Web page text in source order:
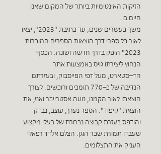
הזיקות האינטימיות ביותר של המקום שאנו
חיים בו.
משך כעשרים שנים, עד כתיבת "2023", יצאו
לאור כל ספרי דרך הוצאות הספרים המוכרות.
2023" הופק בדרך חדשה ושונה. הכסף
הנחוץ ליצירתו גויס באמצעות אתר
הד–סטארט, מעל דפי הפייסבוק, ובעזרתם
הנדיבה של כ–770 תומכים ורוכשים. לצורך
הוצאתו לאור הקמנו, נועה אסטרייכר ואני, את
הוצאת "קיפוד". הספר נערך, עוצב, נבדק
והודפס בעזרת קבוצה נבחרת של בעלי מקצוע
שעבדו תמורת שכר הוגן. הצלם אלדד רפאלי
העניק את התצלומים.